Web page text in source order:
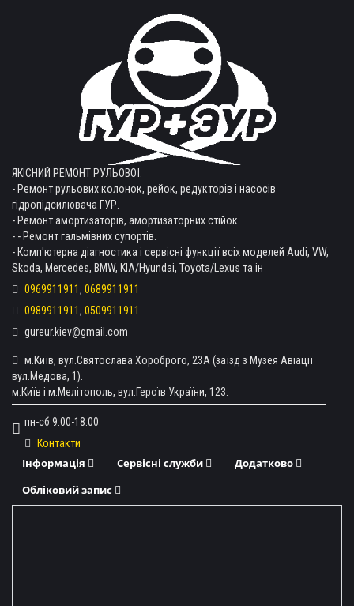
ЯКІСНИЙ РЕМОНТ РУЛЬОВОЇ.
- Ремонт рульових колонок, рейок, редукторів і насосів
гідропідсилювача ГУР.
- Ремонт амортизаторів, амортизаторних стійок.
- - Ремонт гальмівних супортів.
- Комп'ютерна діагностика і сервісні функції всіх моделей Audi, VW,
Skoda, Mercedes, BMW, KIA/Hyundai, Toyota/Lexus та ін
0969911911, 0689911911
0989911911, 0509911911
gureur.kiev@gmail.com
м.Київ, вул.Святослава Хороброго, 23А (заїзд з Музея Авіації
вул.Медова, 1).
м.Київ і м.Мелітополь, вул.Героїв України, 123.
пн-сб 9:00-18:00
Контакти
Інформація Сервісні служби
Додатково
Обліковий запис